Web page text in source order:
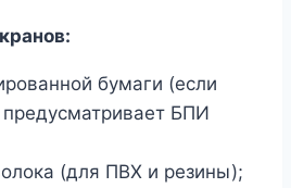
бумаги (если
предусматривает БПИ
(для ПВХ и резины);